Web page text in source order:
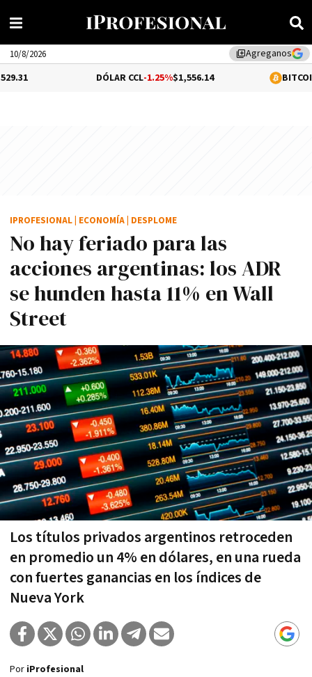
library_addAgreganos
10/8/2026
-1.25%$1,556.14 -0.01%
No hay feriado para las
acciones argentinas: los ADR
se hunden hasta 11% en Wall
Street
Los títulos privados argentinos retroceden
en promedio un 4% en dólares, en una rueda
con fuertes ganancias en los índices de
Nueva York
IPROFESIONAL ECONOMÍA DESPLOME
Por iProfesional